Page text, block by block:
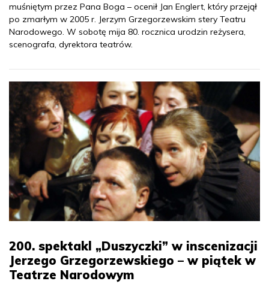
muśniętym przez Pana Boga – ocenił Jan Englert, który przejął
po zmarłym w 2005 r. Jerzym Grzegorzewskim stery Teatru
Narodowego. W sobotę mija 80. rocznica urodzin reżysera,
scenografa, dyrektora teatrów.
200. spektakl „Duszyczki” w inscenizacji
Jerzego Grzegorzewskiego – w piątek w
Teatrze Narodowym